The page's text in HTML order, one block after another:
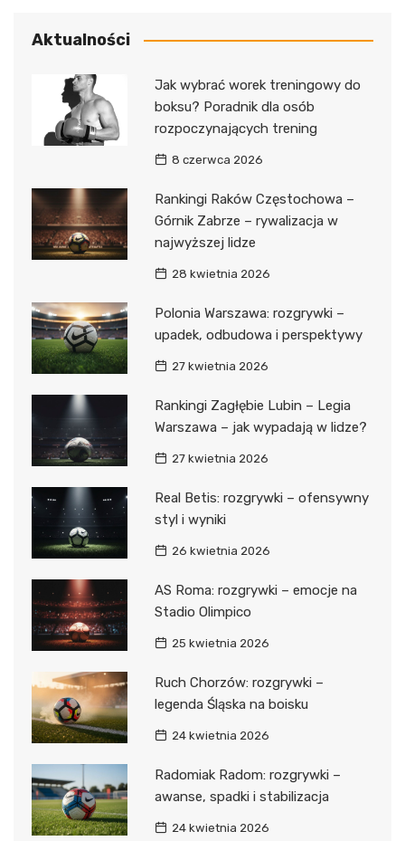
Aktualności
Jak wybrać worek treningowy do
boksu? Poradnik dla osób
rozpoczynających trening
8 czerwca 2026
Rankingi Raków Częstochowa –
Górnik Zabrze – rywalizacja w
najwyższej lidze
28 kwietnia 2026
Polonia Warszawa: rozgrywki –
upadek, odbudowa i perspektywy
27 kwietnia 2026
Rankingi Zagłębie Lubin – Legia
Warszawa – jak wypadają w lidze?
27 kwietnia 2026
Real Betis: rozgrywki – ofensywny
styl i wyniki
26 kwietnia 2026
AS Roma: rozgrywki – emocje na
Stadio Olimpico
25 kwietnia 2026
Ruch Chorzów: rozgrywki –
legenda Śląska na boisku
24 kwietnia 2026
Radomiak Radom: rozgrywki –
awanse, spadki i stabilizacja
24 kwietnia 2026